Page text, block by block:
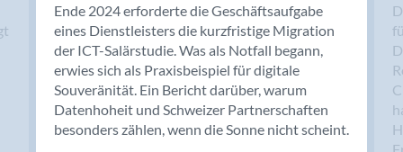
Bendern
Benken (SG)
Bergdietikon
Berlin
Bern
Bern - Liebefeld
Ende 2024 erforderte die Geschäftsaufgabe
eines Dienstleisters die kurzfristige Migration
der ICT-Salärstudie. Was als Notfall begann,
erwies sich als Praxisbeispiel für digitale
Souveränität. Ein Bericht darüber, warum
Datenhoheit und Schweizer Partnerschaften
besonders zählen, wenn die Sonne nicht scheint.